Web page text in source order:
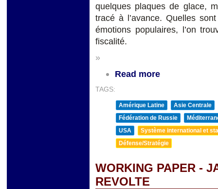
quelques plaques de glace,
tracé à l’avance. Quelles
émotions populaires, l’on
fiscalité.
»
Read more
TAGS:
Amérique Latine
Asie Centrale
Fédération de Russie
USA
Système international et
Défense/Stratégie
WORKING PAPER -
REVOLTE